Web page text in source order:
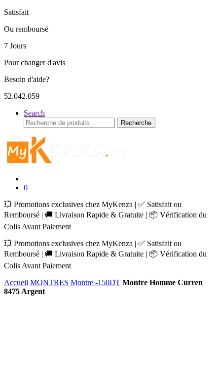
Satisfait
Ou remboursé
7 Jours
Pour changer d'avis
Besoin d'aide?
52.042.059
Search
Recherche
pour :
Recherche
0
💥 Promotions exclusives chez MyKenza | ✅ Satisfait ou
Remboursé | 🚚 Livraison Rapide & Gratuite | 📦 Vérification du
Colis Avant Paiement
💥 Promotions exclusives chez MyKenza | ✅ Satisfait ou
Remboursé | 🚚 Livraison Rapide & Gratuite | 📦 Vérification du
Colis Avant Paiement
Accueil MONTRES Montre -150DT Montre Homme Curren
8475 Argent